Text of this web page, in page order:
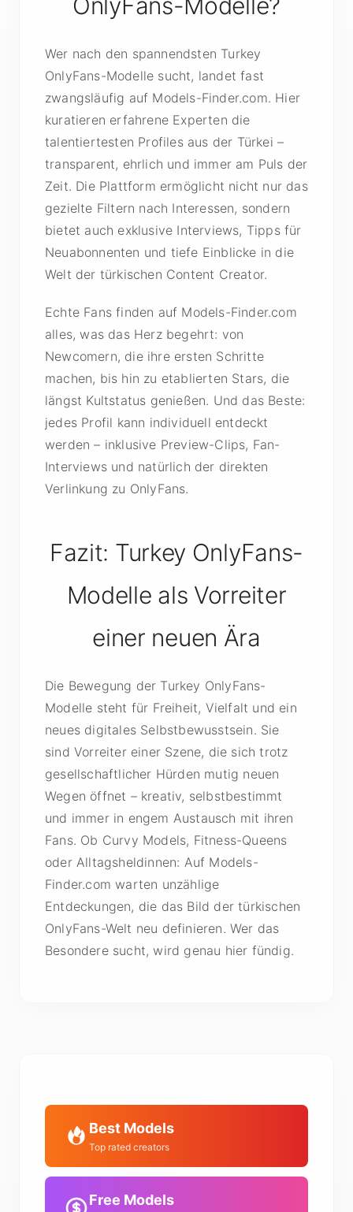
Wer nach den spannendsten Turkey
OnlyFans-Modelle sucht, landet fast
zwangsläufig auf Models-Finder.com. Hier
kuratieren erfahrene Experten die
talentiertesten Profiles aus der Türkei –
transparent, ehrlich und immer am Puls der
Zeit. Die Plattform ermöglicht nicht nur das
gezielte Filtern nach Interessen, sondern
bietet auch exklusive Interviews, Tipps für
Neuabonnenten und tiefe Einblicke in die
Welt der türkischen Content Creator.
Echte Fans finden auf Models-Finder.com
alles, was das Herz begehrt: von
Newcomern, die ihre ersten Schritte
machen, bis hin zu etablierten Stars, die
längst Kultstatus genießen. Und das Beste:
jedes Profil kann individuell entdeckt
werden – inklusive Preview-Clips, Fan-
Interviews und natürlich der direkten
Verlinkung zu OnlyFans.
Fazit: Turkey OnlyFans-
Modelle als Vorreiter
einer neuen Ära
Die Bewegung der Turkey OnlyFans-
Modelle steht für Freiheit, Vielfalt und ein
neues digitales Selbstbewusstsein. Sie
sind Vorreiter einer Szene, die sich trotz
gesellschaftlicher Hürden mutig neuen
Wegen öffnet – kreativ, selbstbestimmt
und immer in engem Austausch mit ihren
Fans. Ob Curvy Models, Fitness-Queens
oder Alltagsheldinnen: Auf Models-
Finder.com warten unzählige
Entdeckungen, die das Bild der türkischen
OnlyFans-Welt neu definieren. Wer das
Besondere sucht, wird genau hier fündig.
Best Models
Top rated creators
Free Models